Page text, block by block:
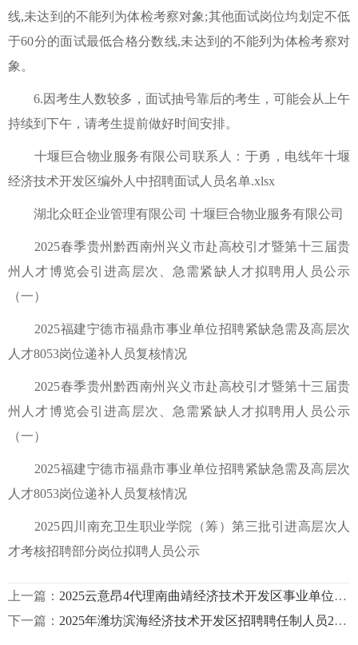
线,未达到的不能列为体检考察对象;其他面试岗位均划定不低
于60分的面试最低合格分数线,未达到的不能列为体检考察对
象。
6.因考生人数较多，面试抽号靠后的考生，可能会从上午
持续到下午，请考生提前做好时间安排。
十堰巨合物业服务有限公司联系人：于勇，电线年十堰
经济技术开发区编外人中招聘面试人员名单.xlsx
湖北众旺企业管理有限公司 十堰巨合物业服务有限公司
2025春季贵州黔西南州兴义市赴高校引才暨第十三届贵
州人才博览会引进高层次、急需紧缺人才拟聘用人员公示
（一）
2025福建宁德市福鼎市事业单位招聘紧缺急需及高层次
人才8053岗位递补人员复核情况
2025春季贵州黔西南州兴义市赴高校引才暨第十三届贵
州人才博览会引进高层次、急需紧缺人才拟聘用人员公示
（一）
2025福建宁德市福鼎市事业单位招聘紧缺急需及高层次
人才8053岗位递补人员复核情况
2025四川南充卫生职业学院（筹）第三批引进高层次人
才考核招聘部分岗位拟聘人员公示
上一篇： 2025云意昂4代理南曲靖经济技术开发区事业单位委托遴选工作人员体检、考察结果及拟调动人员情况公安徽经济技术开发区信息示
下一篇： 2025年潍坊滨海经济技术开发区招聘聘任制人员25名报名入口意昂4官网